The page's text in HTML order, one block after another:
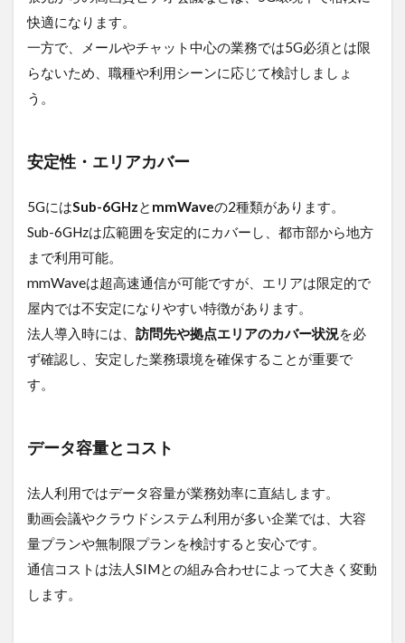
快適になります。
一方で、メールやチャット中心の業務では5G必須とは限
らないため、職種や利用シーンに応じて検討しましょ
う。
安定性・エリアカバー
5GにはSub-6GHzと mmWaveの2種類があります。
Sub-6GHzは広範囲を安定的にカバーし、都市部から地方
まで利用可能。
mmWaveは超高速通信が可能ですが、エリアは限定的で
屋内では不安定になりやすい特徴があります。
法人導入時には、 訪問先や拠点エリアのカバー状況を必
ず確認し、安定した業務環境を確保することが重要で
す。
データ容量とコスト
法人利用ではデータ容量が業務効率に直結します。
動画会議やクラウドシステム利用が多い企業では、大容
量プランや無制限プランを検討すると安心です。
通信コストは法人SIMとの組み合わせによって大きく変動
します。